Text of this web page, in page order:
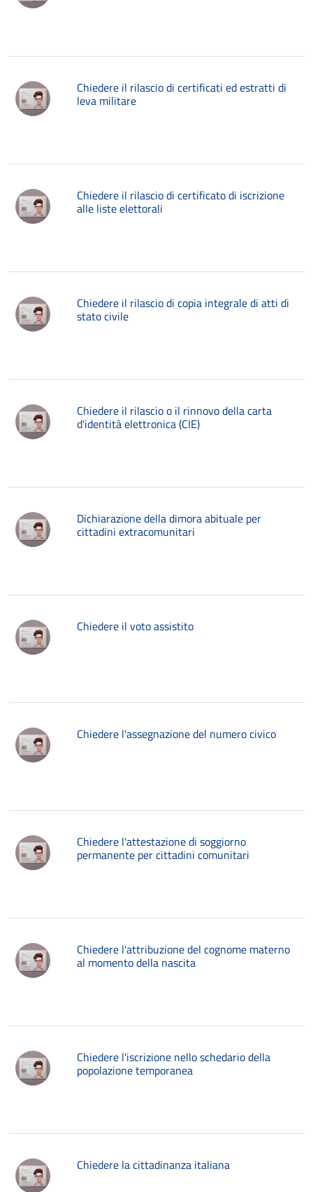
Chiedere il rilascio di certificati ed estratti di
leva militare
Chiedere il rilascio di certificato di iscrizione
alle liste elettorali
Chiedere il rilascio di copia integrale di atti di
stato civile
Chiedere il rilascio o il rinnovo della carta
d'identità elettronica (CIE)
Dichiarazione della dimora abituale per
cittadini extracomunitari
Chiedere il voto assistito
Chiedere l'assegnazione del numero civico
Chiedere l'attestazione di soggiorno
permanente per cittadini comunitari
Chiedere l'attribuzione del cognome materno
al momento della nascita
Chiedere l'iscrizione nello schedario della
popolazione temporanea
Chiedere la cittadinanza italiana